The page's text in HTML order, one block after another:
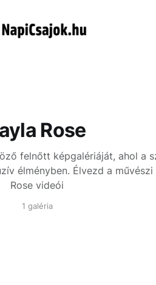
Rose
felnőtt képgalériáját, ahol a
élményben. Élvezd a
Rose videói
1 galéria